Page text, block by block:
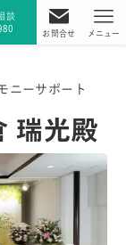
談
お問合せ メニュー
ニーサポート
瑞光殿